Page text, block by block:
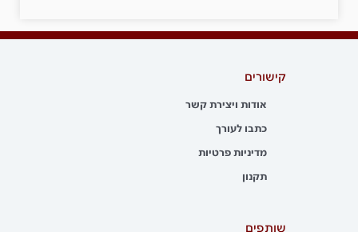
קישורים
אודות ויצירת קשר
כתבו לעורך
מדיניות פרטיות
תקנון
שותפים